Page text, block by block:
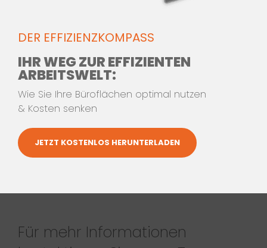
zukunftsweisende Lösungen für
moderne Arbeitsräume.
LERNEN SIE UNS KENNEN!
Für mehr Informationen
DER EFFIZIENZKOMPASS
IHR WEG ZUR EFFIZIENTEN
ARBEITSWELT:
Wie Sie Ihre Büroflächen optimal nutzen
& Kosten senken
JETZT KOSTENLOS HERUNTERLADEN